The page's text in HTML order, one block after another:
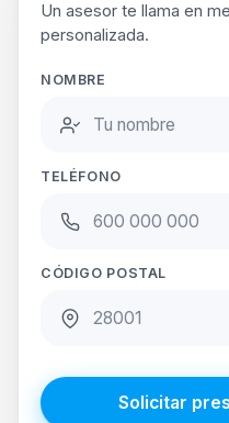
Un asesor te llama en
personalizada.
NOMBRE
TELÉFONO
CÓDIGO POSTAL
Solicitar